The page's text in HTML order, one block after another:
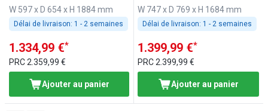
W 597 x D 654 x H 1884 mm
Délai de livraison: 1 - 2 semaines
1.334,99 €*
PRC2.359,99 €
Ajouter au panier
W 747 x D 769 x H 1684 mm
Délai de livraison: 1 - 2 semaines
1.399,99 €*
PRC2.399,99 €
Ajouter au panier